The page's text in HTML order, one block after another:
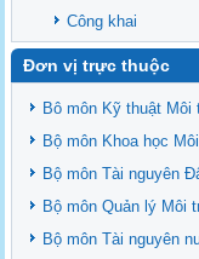
Công khai
Đơn vị trực thuộc
Bô môn Kỹ thuật Môi
Bộ môn Khoa học
Bộ môn Tài nguyên
Bộ môn Quản lý Môi
Bộ môn Tài nguyên